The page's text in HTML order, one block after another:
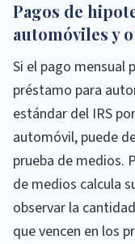
Pagos de
automóviles y
Si el pago mensual
préstamo para
estándar del IRS
automóvil, puede
prueba de medios.
de medios calcula
observar la
que vencen en los